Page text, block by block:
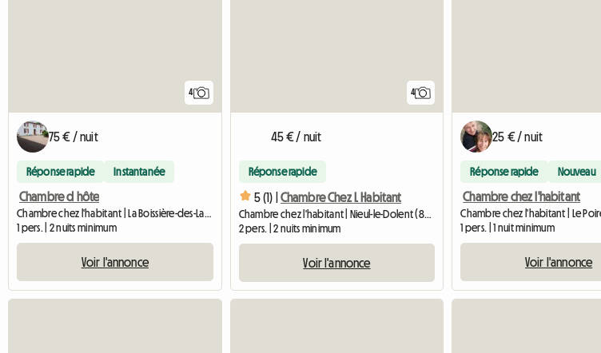
4
75 € / nuit
Réponse rapide Instantanée
Chambre d hôte
Chambre chez l'habitant | La Boissière-des-Landes (85430) | 15 M2
1 pers. | 2 nuits minimum
Voir l'annonce
4
45 € / nuit
Réponse rapide
5 (1) | Chambre Chez L Habitant
Chambre chez l'habitant | Nieul-le-Dolent (85430) | 11 M2
2 pers. | 2 nuits minimum
Voir l'annonce
25 € / nuit
Réponse rapide Nouveau
Chambre chez l'habitant
1 pers. | 1 nuit minimum
Voir l'annonce